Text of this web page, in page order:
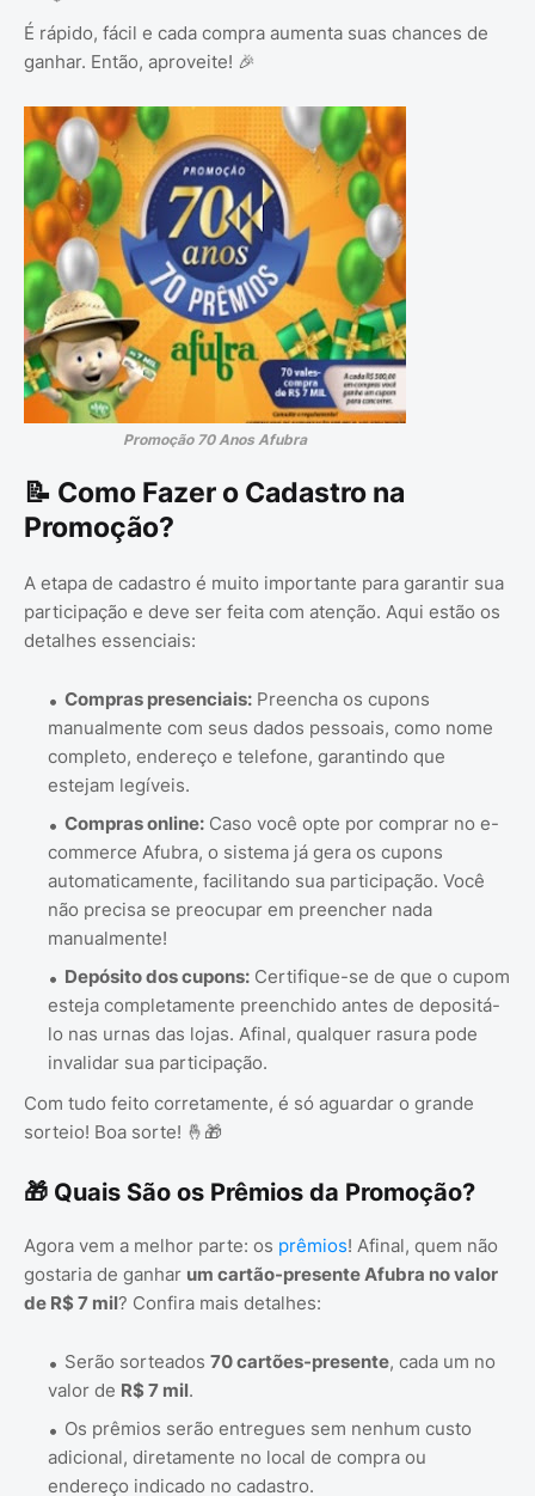
É rápido, fácil e cada compra aumenta suas chances de
ganhar. Então, aproveite! 🎉
Promoção 70 Anos Afubra
📝 Como Fazer o Cadastro na
Promoção?
A etapa de cadastro é muito importante para garantir sua
participação e deve ser feita com atenção. Aqui estão os
detalhes essenciais:
Compras presenciais: Preencha os cupons
manualmente com seus dados pessoais, como nome
completo, endereço e telefone, garantindo que
estejam legíveis.
Compras online: Caso você opte por comprar no e-
commerce Afubra, o sistema já gera os cupons
automaticamente, facilitando sua participação. Você
não precisa se preocupar em preencher nada
manualmente!
Depósito dos cupons: Certifique-se de que o cupom
esteja completamente preenchido antes de depositá-
lo nas urnas das lojas. Afinal, qualquer rasura pode
invalidar sua participação.
Com tudo feito corretamente, é só aguardar o grande
sorteio! Boa sorte! 🤞🎁
🎁 Quais São os Prêmios da Promoção?
Agora vem a melhor parte: os prêmios! Afinal, quem não
gostaria de ganhar um cartão-presente Afubra no valor
de R$ 7 mil? Confira mais detalhes:
Serão sorteados 70 cartões-presente, cada um no
valor de R$ 7 mil.
Os prêmios serão entregues sem nenhum custo
adicional, diretamente no local de compra ou
endereço indicado no cadastro.